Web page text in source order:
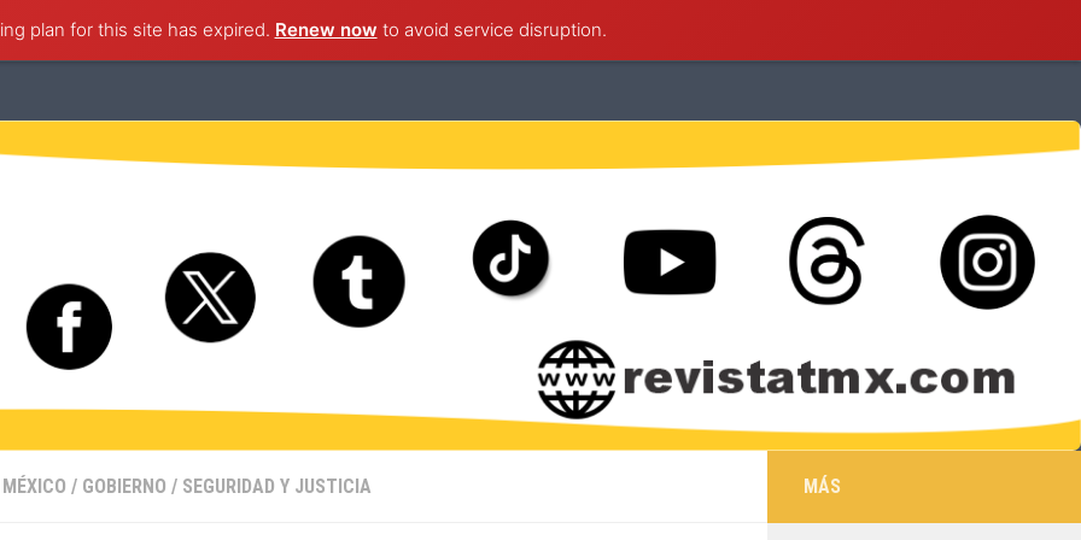
plan for this site has expired. Renew now to avoid service disruption.
Nacional Ciudad de México Estado de México
/ GOBIERNO / SEGURIDAD Y JUSTICIA MÁS